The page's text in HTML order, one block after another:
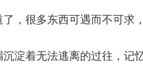
，很多东西可遇而不可求
淀着无法逃离的过往，记